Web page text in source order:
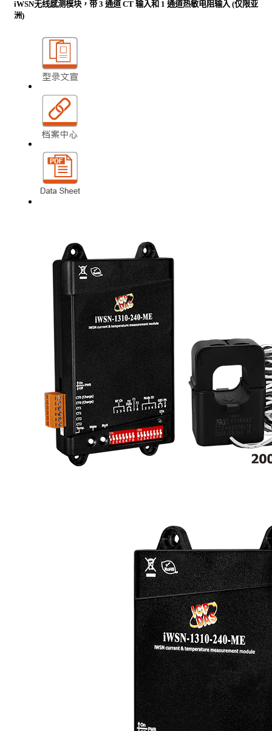
iWSN无线感测模块，带 3 通道 CT 输入和 1 通道热敏电阻输入 (仅限亚
洲)